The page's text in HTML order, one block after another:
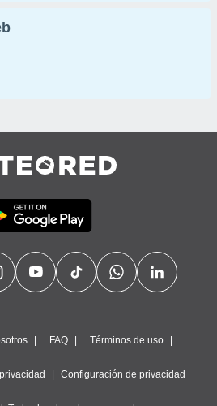
FAQ Términos de uso
Configuración de privacidad